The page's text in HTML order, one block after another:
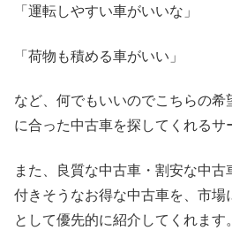
「運転しやすい車がいいな」
「荷物も積める車がいい」
など、何でもいいのでこちらの
に合った中古車を探してくれるサ
また、良質な中古車・割安な中
付きそうなお得な中古車を、市場
として優先的に紹介してくれます。